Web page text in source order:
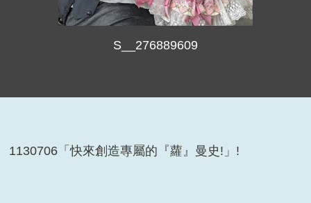
S__276889609
1130706「快來創造專屬的『蘿』曼史!」!